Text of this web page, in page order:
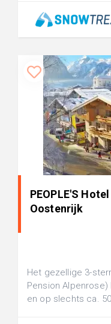
PEOPLE'S
Oostenrijk
Het gezellige 3-
Pension
en op slechts ca.